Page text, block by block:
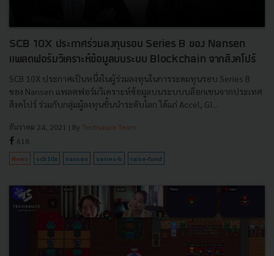
SCB 10X ประกาศร่วมลงทุนรอบ Series B ของ Nansen
แพลตฟอร์มวิเคราะห์ข้อมูลบนระบบ Blockchain จากสิงคโปร์
SCB 10X ประกาศเป็นหนึ่งในผู้ร่วมลงทุนในการระดมทุนรอบ Series B
ของ Nansen แพลตฟอร์มวิเคราะห์ข้อมูลบนระบบบล็อกเชนจากประเทศ
สิงคโปร์ ร่วมกับกลุ่มผู้ลงทุนชั้นนำระดับโลก ได้แก่ Accel, GI...
ธันวาคม 24, 2021 | By Techsauce Team
618
News scb10x nansen series-b raise-fund